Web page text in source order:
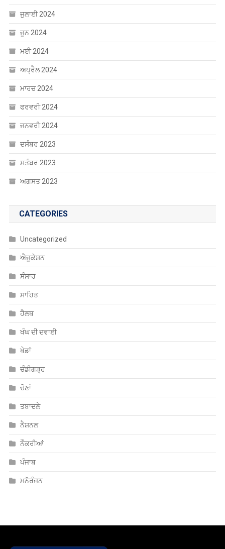
ਜੁਲਾਈ 2024
ਜੂਨ 2024
ਮਈ 2024
ਅਪ੍ਰੈਲ 2024
ਮਾਰਚ 2024
ਫਰਵਰੀ 2024
ਜਨਵਰੀ 2024
ਦਸੰਬਰ 2023
ਸਤੰਬਰ 2023
ਅਗਸਤ 2023
CATEGORIES
Uncategorized
ਐਜੂਕੇਸ਼ਨ
ਸੰਸਾਰ
ਸਾਹਿਤ
ਹੈਲਥ
ਖੰਘ ਦੀ ਦਵਾਈ
ਖੇਡਾਂ
ਚੰਡੀਗੜ੍ਹ
ਚੋਣਾਂ
ਤਬਾਦਲੇ
ਨੈਸ਼ਨਲ
ਨੌਕਰੀਆਂ
ਪੰਜਾਬ
ਮਨੋਰੰਜਨ